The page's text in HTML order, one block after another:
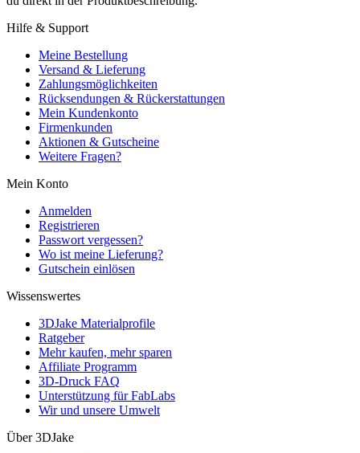
Hilfe & Support
Meine Bestellung
Versand & Lieferung
Zahlungsmöglichkeiten
Rücksendungen & Rückerstattungen
Mein Kundenkonto
Firmenkunden
Aktionen & Gutscheine
Weitere Fragen?
Mein Konto
Anmelden
Registrieren
Passwort vergessen?
Wo ist meine Lieferung?
Gutschein einlösen
Wissenswertes
3DJake Materialprofile
Ratgeber
Mehr kaufen, mehr sparen
Affiliate Programm
3D-Druck FAQ
Unterstützung für FabLabs
Wir und unsere Umwelt
Über 3DJake